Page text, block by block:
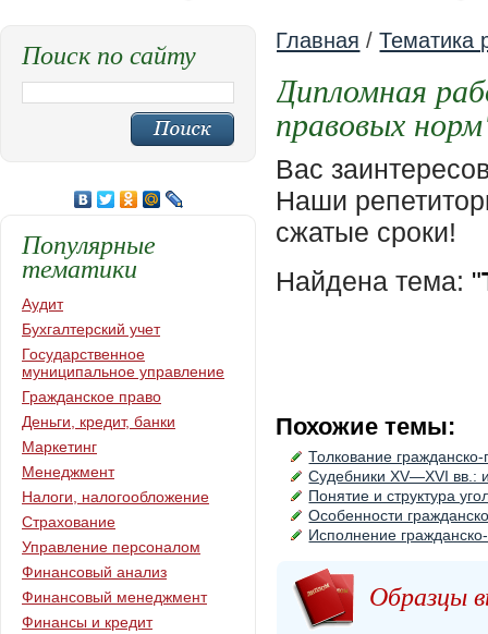
Главная /Тематика
Дипломная
правовых
Вас
Наши
сжатые сроки!
Найдена тема: "
Похожие темы:
Толкование
Судебники XV—XVI вв.:
Понятие и структура
Особенности
Исполнение
Образцы
Поиск по сайту
Популярные
тематики
Аудит
Бухгалтерский учет
Государственное
муниципальное управление
Гражданское право
Деньги, кредит, банки
Маркетинг
Менеджмент
Налоги, налогообложение
Страхование
Управление персоналом
Финансовый анализ
Финансовый менеджмент
Финансы и кредит